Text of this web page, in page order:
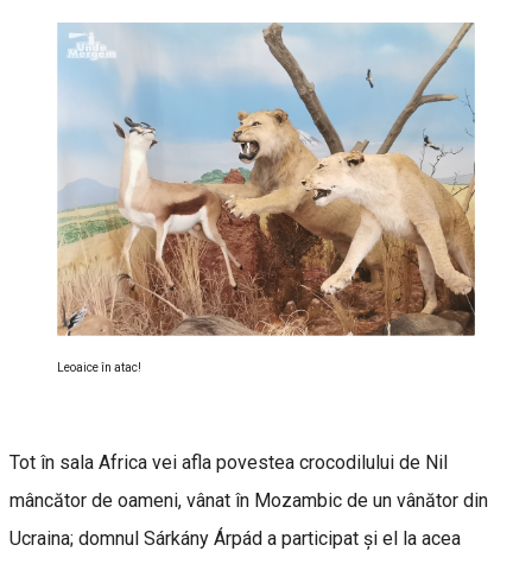
Leoaice în atac!
Tot în sala Africa vei afla povestea crocodilului de Nil
mâncător de oameni, vânat în Mozambic de un vânător din
Ucraina; domnul Sárkány Árpád a participat şi el la acea